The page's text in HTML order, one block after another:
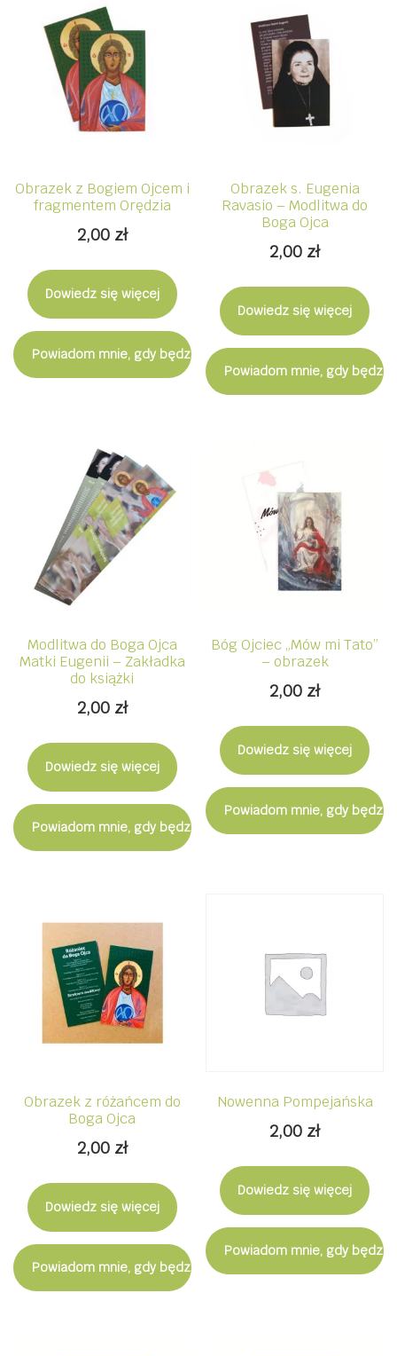
Obrazek z Bogiem Ojcem i
fragmentem Orędzia
2,00 zł
Dowiedz się więcej
Powiadom mnie, gdy będzie dostępny
Obrazek s. Eugenia
Ravasio – Modlitwa do
Boga Ojca
2,00 zł
Dowiedz się więcej
Powiadom mnie, gdy
Modlitwa do Boga Ojca
Matki Eugenii – Zakładka
do książki
2,00 zł
Dowiedz się więcej
Powiadom mnie, gdy będzie dostępny
Bóg Ojciec „Mów mi Tato”
– obrazek
2,00 zł
Dowiedz się więcej
Powiadom mnie, gdy
Obrazek z różańcem do
Boga Ojca
2,00 zł
Dowiedz się więcej
Powiadom mnie, gdy będzie dostępny
Nowenna Pompejańska
2,00 zł
Dowiedz się więcej
Powiadom mnie, gdy